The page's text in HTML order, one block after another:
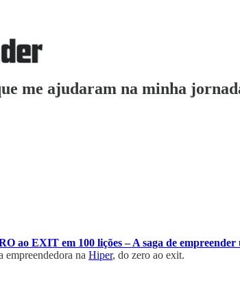
me ajudaram na minha
ao EXIT em 100 lições – A saga de
empreendedora na Hiper, do zero ao exit.